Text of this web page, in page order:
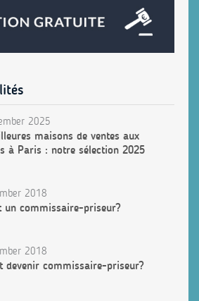
2025
maisons de ventes aux
à Paris : notre sélection 2025
2018
un commissaire-priseur?
2018
devenir commissaire-priseur?